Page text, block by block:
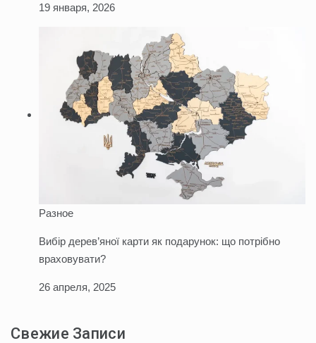
19 января, 2026
Разное
Вибір дерев’яної карти як подарунок: що потрібно
враховувати?
26 апреля, 2025
Свежие Записи